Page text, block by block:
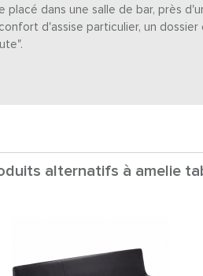
placé dans une salle de bar, près
d'assise particulier, un
alternatifs à amelie